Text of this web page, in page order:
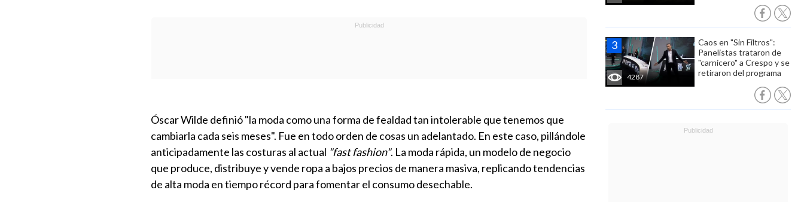
4287
Caos en "Sin Filtros":
Panelistas trataron de
"carnicero" a Crespo y se
retiraron del programa
Óscar Wilde definió "la moda como una forma de fealdad tan intolerable que tenemos que
cambiarla cada seis meses". Fue en todo orden de cosas un adelantado. En este caso, pillándole
anticipadamente las costuras al actual "fast fashion". La moda rápida, un modelo de negocio
que produce, distribuye y vende ropa a bajos precios de manera masiva, replicando tendencias
de alta moda en tiempo récord para fomentar el consumo desechable.